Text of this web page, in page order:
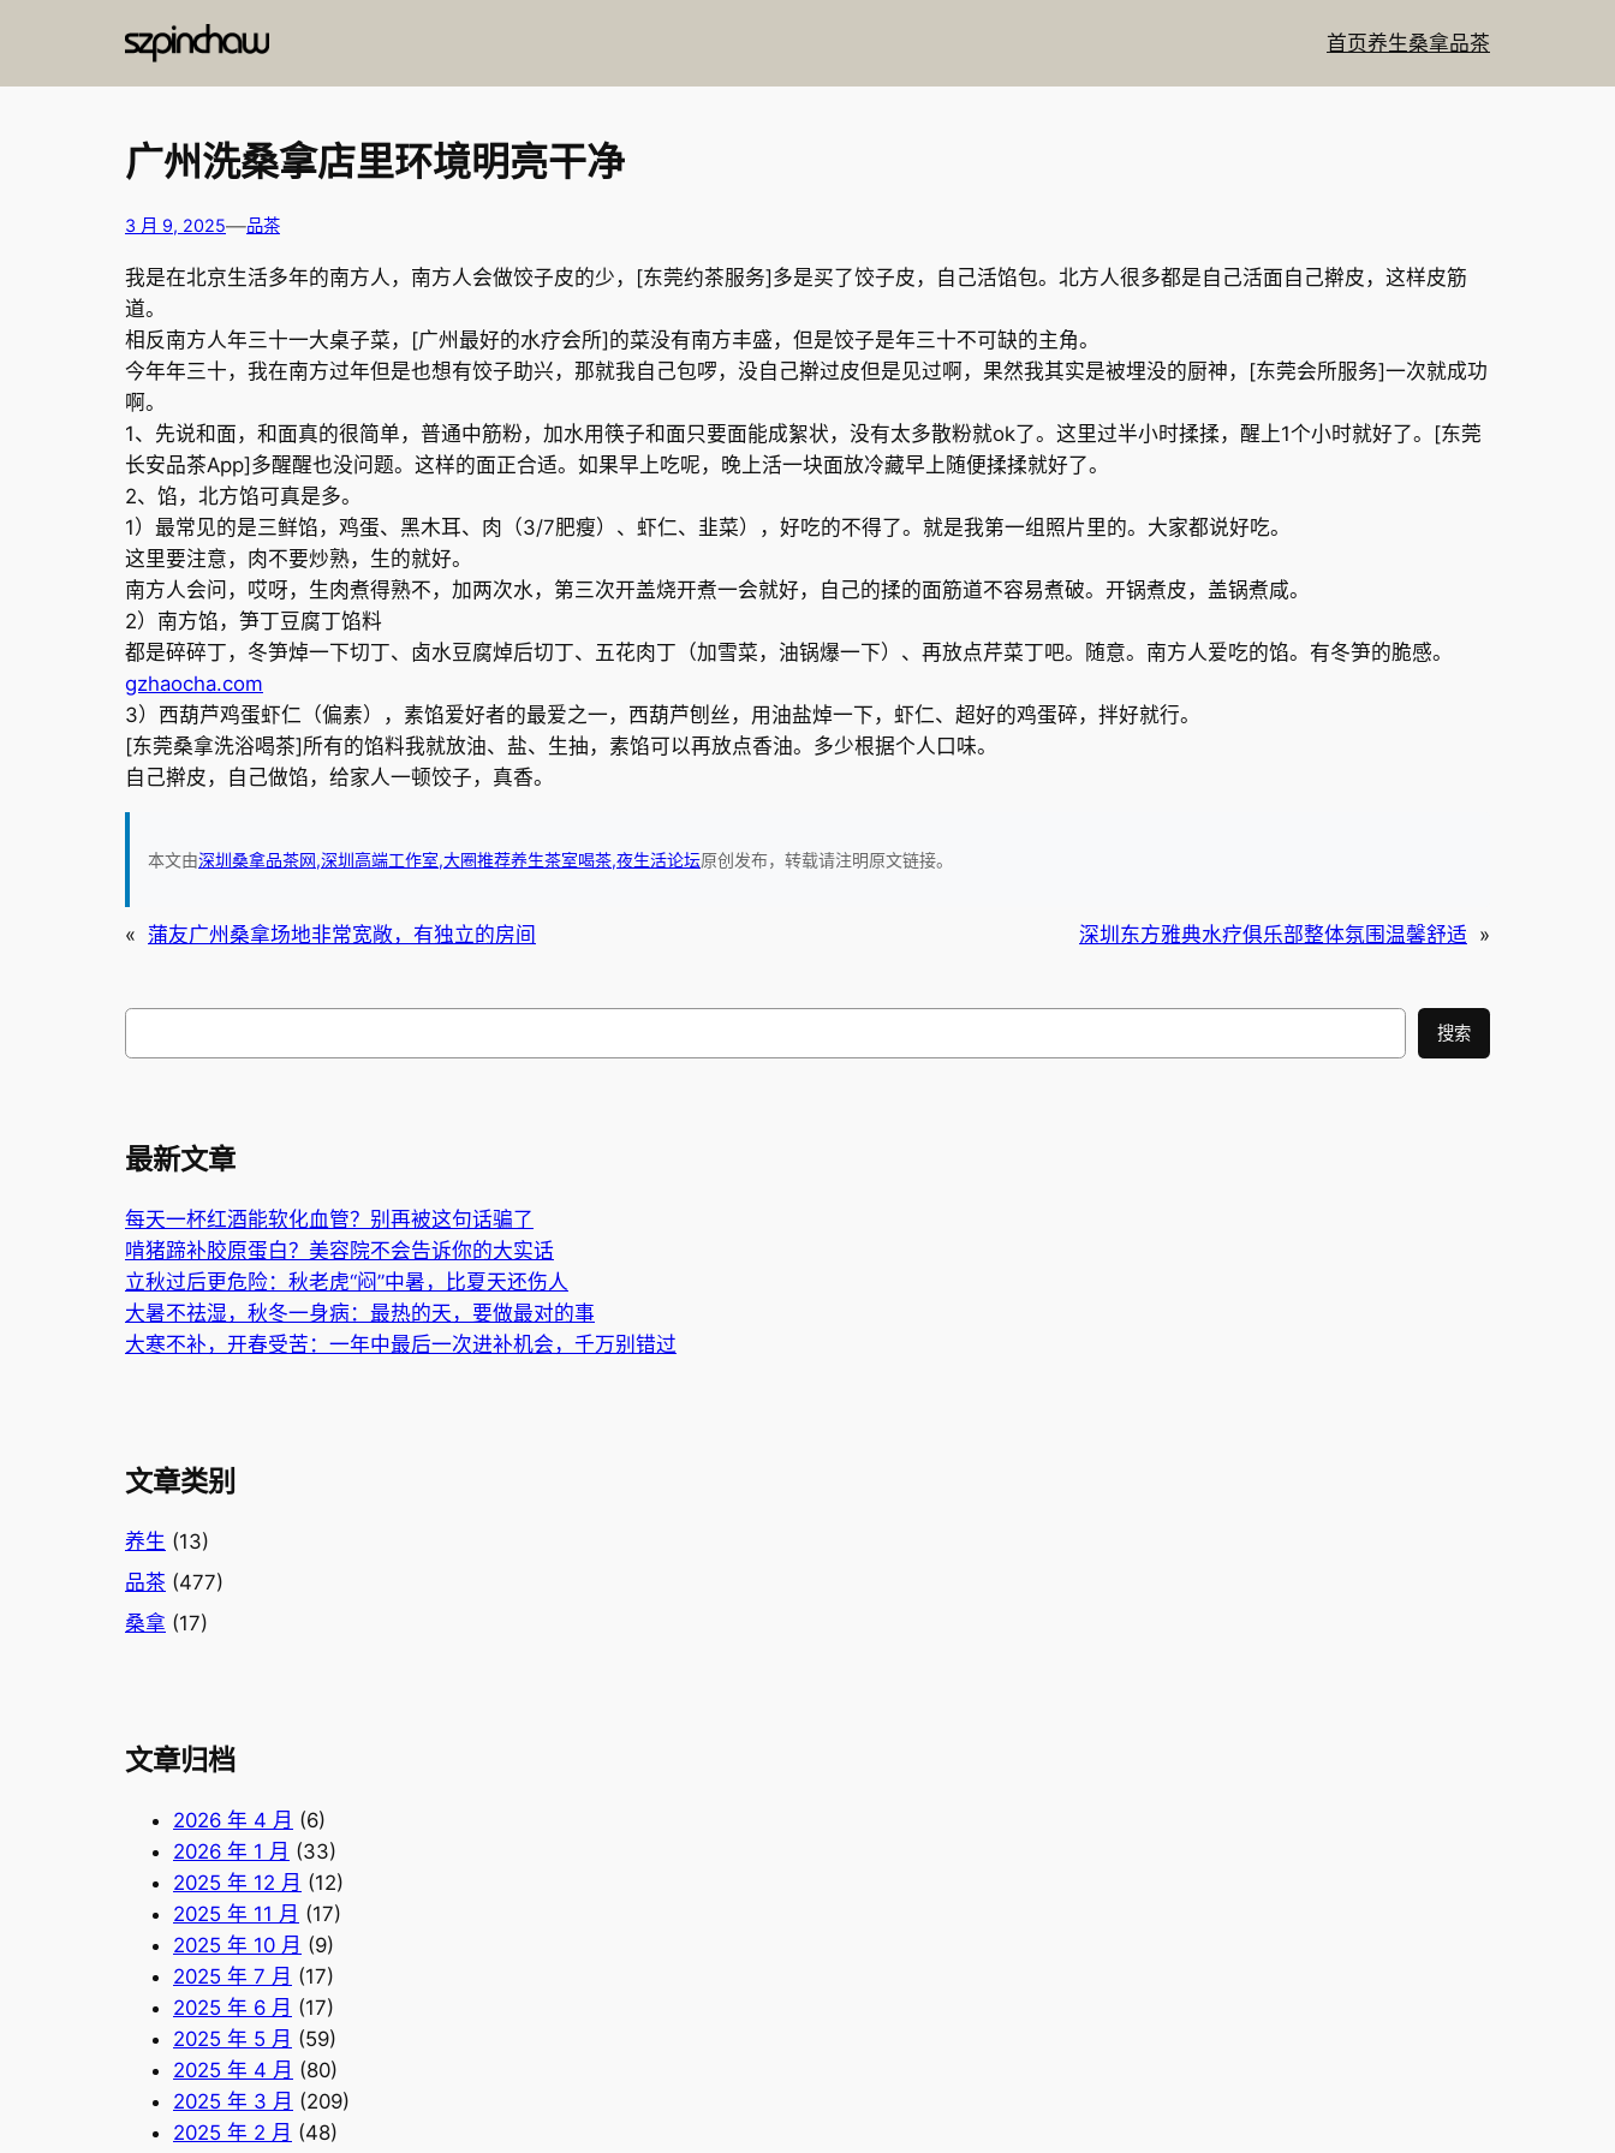
首页养生桑拿品茶
广州洗桑拿店里环境明亮干净
3 月 9, 2025—品茶
我是在北京生活多年的南方人，南方人会做饺子皮的少，[东莞约茶服务]多是买了饺子皮，自己活馅包。北方人很多都是自己活面自己擀皮，这样皮筋
道。
相反南方人年三十一大桌子菜，[广州最好的水疗会所]的菜没有南方丰盛，但是饺子是年三十不可缺的主角。
今年年三十，我在南方过年但是也想有饺子助兴，那就我自己包啰，没自己擀过皮但是见过啊，果然我其实是被埋没的厨神，[东莞会所服务]一次就成功
啊。
1、先说和面，和面真的很简单，普通中筋粉，加水用筷子和面只要面能成絮状，没有太多散粉就ok了。这里过半小时揉揉，醒上1个小时就好了。[东莞
长安品茶App]多醒醒也没问题。这样的面正合适。如果早上吃呢，晚上活一块面放冷藏早上随便揉揉就好了。
2、馅，北方馅可真是多。
1）最常见的是三鲜馅，鸡蛋、黑木耳、肉（3/7肥瘦）、虾仁、韭菜），好吃的不得了。就是我第一组照片里的。大家都说好吃。
这里要注意，肉不要炒熟，生的就好。
南方人会问，哎呀，生肉煮得熟不，加两次水，第三次开盖烧开煮一会就好，自己的揉的面筋道不容易煮破。开锅煮皮，盖锅煮咸。
2）南方馅，笋丁豆腐丁馅料
都是碎碎丁，冬笋焯一下切丁、卤水豆腐焯后切丁、五花肉丁（加雪菜，油锅爆一下）、再放点芹菜丁吧。随意。南方人爱吃的馅。有冬笋的脆感。
gzhaocha.com
3）西葫芦鸡蛋虾仁（偏素），素馅爱好者的最爱之一，西葫芦刨丝，用油盐焯一下，虾仁、超好的鸡蛋碎，拌好就行。
[东莞桑拿洗浴喝茶]所有的馅料我就放油、盐、生抽，素馅可以再放点香油。多少根据个人口味。
自己擀皮，自己做馅，给家人一顿饺子，真香。
本文由深圳桑拿品茶网,深圳高端工作室,大圈推荐养生茶室喝茶,夜生活论坛原创发布，转载请注明原文链接。
« 蒲友广州桑拿场地非常宽敞，有独立的房间 深圳东方雅典水疗俱乐部整体氛围温馨舒适 »
搜索
最新文章
每天一杯红酒能软化血管？别再被这句话骗了
啃猪蹄补胶原蛋白？美容院不会告诉你的大实话
立秋过后更危险：秋老虎“闷”中暑，比夏天还伤人
大暑不祛湿，秋冬一身病：最热的天，要做最对的事
大寒不补，开春受苦：一年中最后一次进补机会，千万别错过
文章类别
养生 (13)
品茶 (477)
桑拿 (17)
文章归档
2026 年 4 月 (6)
2026 年 1 月 (33)
2025 年 12 月 (12)
2025 年 11 月 (17)
2025 年 10 月 (9)
2025 年 7 月 (17)
2025 年 6 月 (17)
2025 年 5 月 (59)
2025 年 4 月 (80)
2025 年 3 月 (209)
2025 年 2 月 (48)